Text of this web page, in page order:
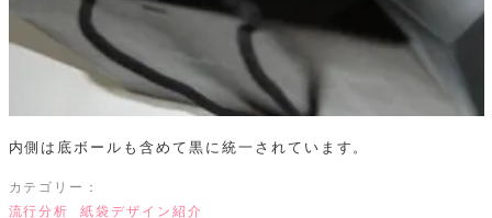
内側は底ボールも含めて黒に統一されています。
カテゴリー：
流行分析
紙袋デザイン紹介